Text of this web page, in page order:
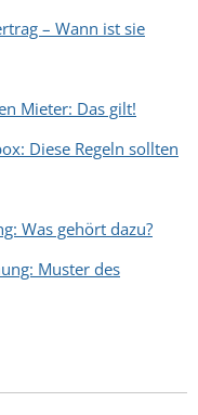
– Wann ist sie
Mieter: Das gilt!
Diese Regeln sollten
Was gehört dazu?
Muster des